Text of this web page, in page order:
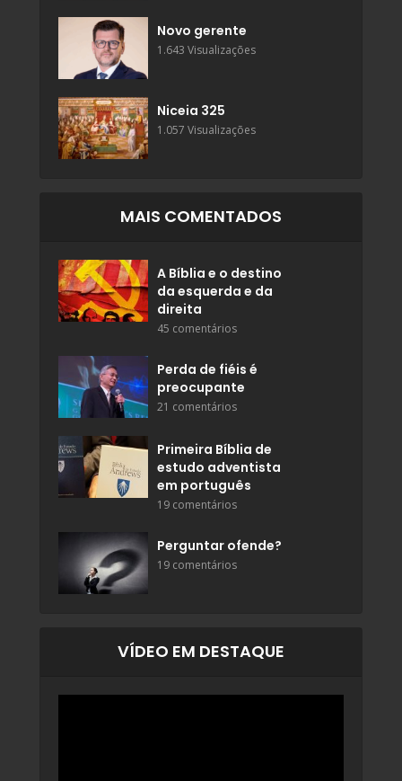
Novo gerente
1.643 Visualizações
Niceia 325
1.057 Visualizações
MAIS COMENTADOS
A Bíblia e o destino
da esquerda e da
direita
45 comentários
Perda de fiéis é
preocupante
21 comentários
Primeira Bíblia de
estudo adventista
em português
19 comentários
Perguntar ofende?
19 comentários
VÍDEO EM DESTAQUE